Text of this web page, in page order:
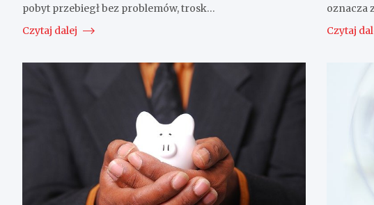
pobyt przebiegł bez problemów, trosk…
Czytaj dalej
oznacza
Czytaj